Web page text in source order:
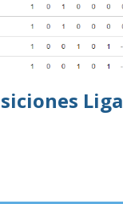
Liga